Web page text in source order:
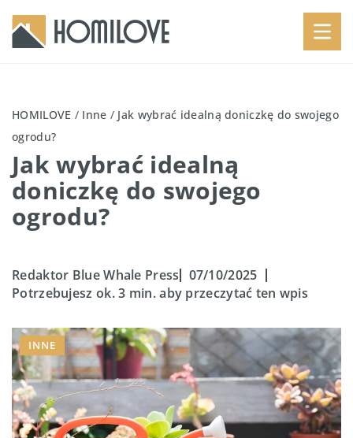
HOMILOVE / Inne / Jak wybrać idealną doniczkę do swojego
ogrodu?
Jak wybrać idealną
doniczkę do swojego
ogrodu?
Redaktor Blue Whale Press
07/10/2025
Potrzebujesz ok. 3 min. aby przeczytać ten wpis
INNE